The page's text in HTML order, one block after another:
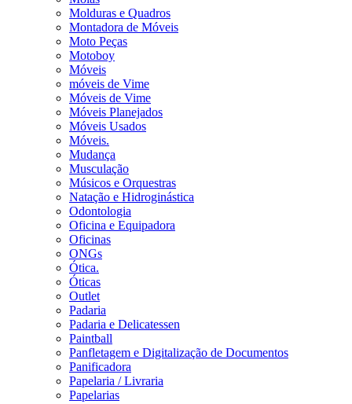
Molduras e Quadros
Montadora de Móveis
Moto Peças
Motoboy
Móveis
móveis de Vime
Móveis de Vime
Móveis Planejados
Móveis Usados
Móveis.
Mudança
Musculação
Músicos e Orquestras
Natação e Hidroginástica
Odontologia
Oficina e Equipadora
Oficinas
ONGs
Ótica.
Óticas
Outlet
Padaria
Padaria e Delicatessen
Paintball
Panfletagem e Digitalização de Documentos
Panificadora
Papelaria / Livraria
Papelarias